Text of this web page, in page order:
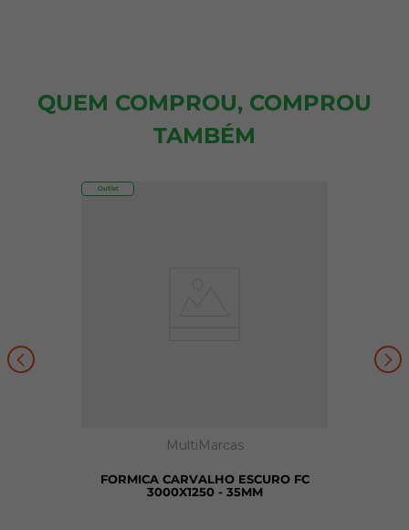
QUEM COMPROU, COMPROU
TAMBÉM
Outlet
MultiMarcas
FORMICA CARVALHO ESCURO FC
3000X1250 - 35MM